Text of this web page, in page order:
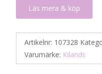
Läs mera & köp
Artikelnr: 107328
Varumärke: Kilands